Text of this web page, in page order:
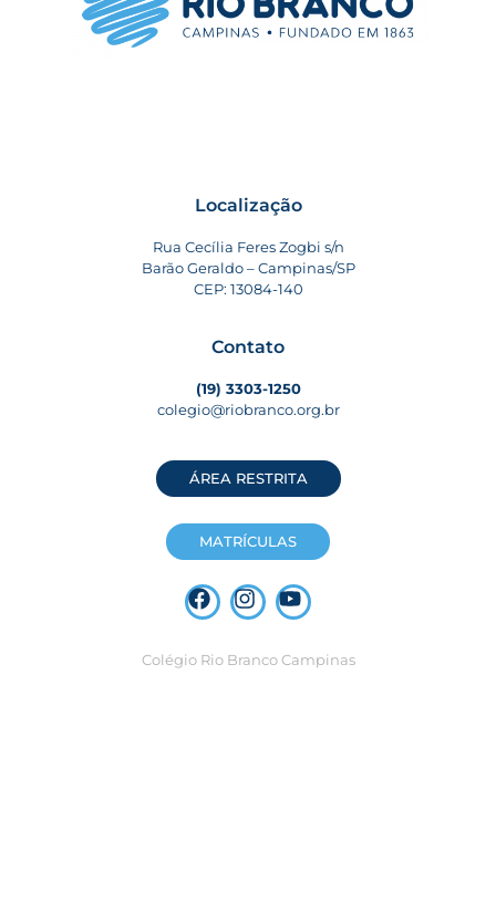
Localização
Rua Cecília Feres Zogbi s/n
Barão Geraldo – Campinas/SP
CEP: 13084-140
Contato
(19) 3303-1250
colegio@riobranco.org.br
ÁREA RESTRITA
MATRÍCULAS
Colégio Rio Branco Campinas